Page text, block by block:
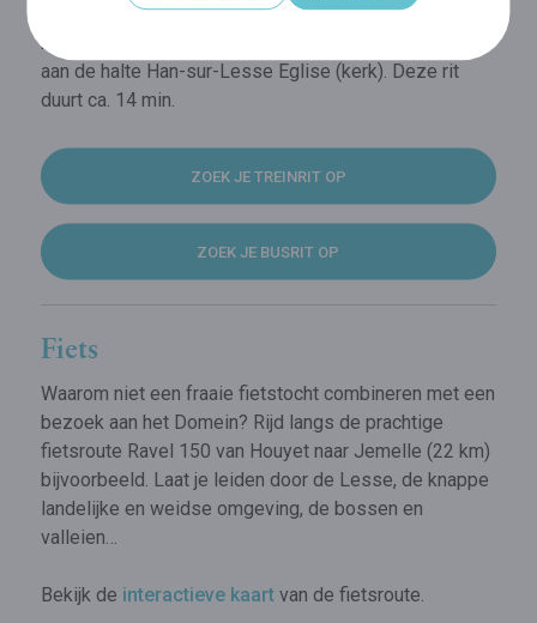
Aangekomen aan het station Rochefort-Jemelle? Dan
neem je de
aan de halte Han-sur-Lesse Eglise (kerk). Deze rit
duurt ca. 14 min.
ZOEK JE TREINRIT OP
ZOEK JE BUSRIT OP
Fiets
Waarom niet een fraaie fietstocht combineren met een
bezoek aan het Domein? Rijd langs de prachtige
fietsroute Ravel 150 van Houyet naar Jemelle (22 km)
bijvoorbeeld. Laat je leiden door de Lesse, de knappe
landelijke en weidse omgeving, de bossen en
valleien…
Bekijk de interactieve kaartvan de fietsroute.